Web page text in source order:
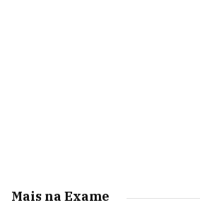
Mais na Exame